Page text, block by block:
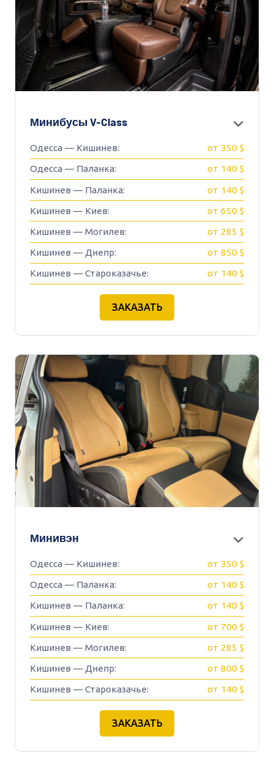
Минибусы V-Class
Одесса — Кишинев: от 350 $
Одесса — Паланка: от 140 $
Кишинев — Паланка: от 140 $
Кишинев — Киев: от 650 $
Кишинев — Могилев: от 285 $
Кишинев — Днепр: от 850 $
Кишинев — Староказачье: от 140 $
ЗАКАЗАТЬ
Минивэн
Одесса — Кишинев: от 350 $
Одесса — Паланка: от 140 $
Кишинев — Паланка: от 140 $
Кишинев — Киев: от 700 $
Кишинев — Могилев: от 285 $
Кишинев — Днепр: от 800 $
Кишинев — Староказачье: от 140 $
ЗАКАЗАТЬ